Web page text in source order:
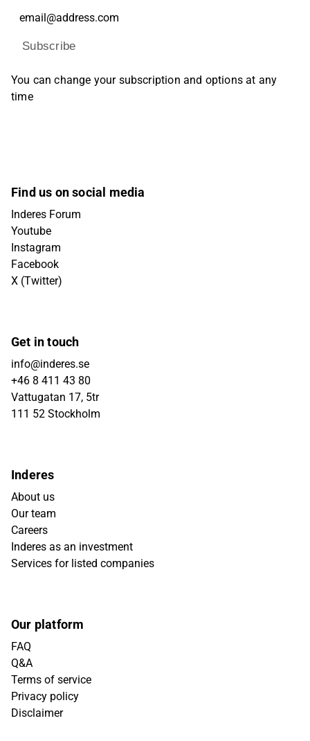
Subscribe
You can change your subscription and options at any
time
Find us on social media
Inderes Forum
Youtube
Instagram
Facebook
X (Twitter)
Get in touch
info@inderes.se
+46 8 411 43 80
Vattugatan 17, 5tr
111 52 Stockholm
Inderes
About us
Our team
Careers
Inderes as an investment
Services for listed companies
Our platform
FAQ
Q&A
Terms of service
Privacy policy
Disclaimer